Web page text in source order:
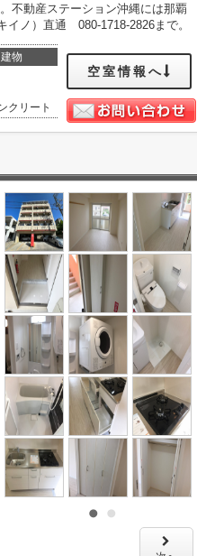
不動産ステーション沖縄には那覇
イノ）直通 080-1718-2826まで。
建物
クリート
空室情報へ